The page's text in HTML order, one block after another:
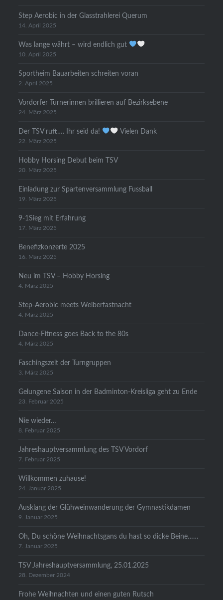
Step Aerobic in der Glasstrahlerei Querum
14. April 2025
Was lange währt – wird endlich gut
10. April 2025
Sportheim Bauarbeiten schreiten voran
2. April 2025
Vordorfer Turnerinnen brillieren auf Bezirksebene
24. März 2025
Der TSV ruft…. Ihr seid da! Vielen Dank
22. März 2025
Hobby Horsing Debut beim TSV
20. März 2025
Einladung zur Spartenversammlung Fussball
19. März 2025
9-1Sieg mit Erfahrung
17. März 2025
Benefizkonzerte 2025
16. März 2025
Neu im TSV – Hobby Horsing
4. März 2025
Step-Aerobic meets Weiberfastnacht
4. März 2025
Dance-Fitness goes Back to the 80s
4. März 2025
Faschingszeit der Turngruppen
3. März 2025
Gelungene Saison in der Badminton-Kreisliga geht zu Ende
23. Februar 2025
Nie wieder…
8. Februar 2025
Jahreshauptversammlung des TSV Vordorf
7. Februar 2025
Willkommen zuhause!
24. Januar 2025
Ausklang der Glühweinwanderung der Gymnastikdamen
9. Januar 2025
Oh, Du schöne Weihnachtsgans du hast so dicke Beine……
7. Januar 2025
TSV Jahreshauptversammlung, 25.01.2025
28. Dezember 2024
Frohe Weihnachten und einen guten Rutsch